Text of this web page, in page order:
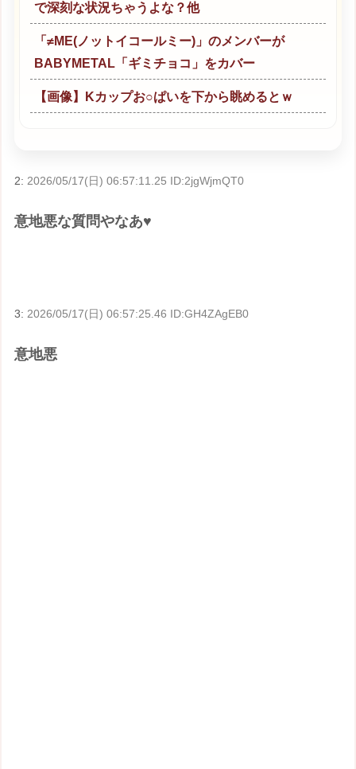
で深刻な状況ちゃうよな？他
「≠ME(ノットイコールミー)」のメンバーが
BABYMETAL「ギミチョコ」をカバー
【画像】Kカップお○ぱいを下から眺めるとｗ
2: 2026/05/17(日) 06:57:11.25 ID:2jgWjmQT0
意地悪な質問やなあ♥
3: 2026/05/17(日) 06:57:25.46 ID:GH4ZAgEB0
意地悪